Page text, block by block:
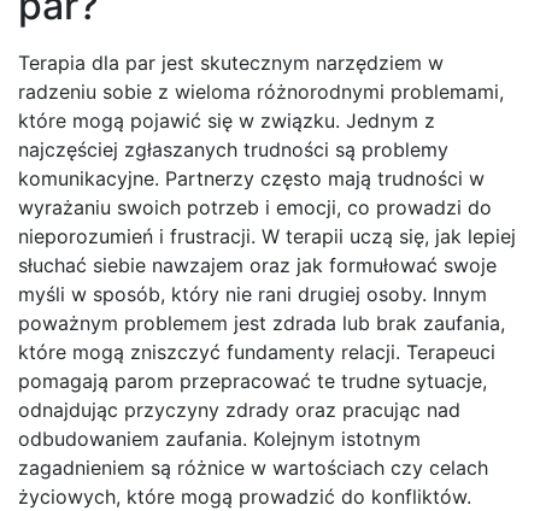
Terapia dla par jest skutecznym narzędziem w
radzeniu sobie z wieloma różnorodnymi problemami,
które mogą pojawić się w związku. Jednym z
najczęściej zgłaszanych trudności są problemy
komunikacyjne. Partnerzy często mają trudności w
wyrażaniu swoich potrzeb i emocji, co prowadzi do
nieporozumień i frustracji. W terapii uczą się, jak lepiej
słuchać siebie nawzajem oraz jak formułować swoje
myśli w sposób, który nie rani drugiej osoby. Innym
poważnym problemem jest zdrada lub brak zaufania,
które mogą zniszczyć fundamenty relacji. Terapeuci
pomagają parom przepracować te trudne sytuacje,
odnajdując przyczyny zdrady oraz pracując nad
odbudowaniem zaufania. Kolejnym istotnym
zagadnieniem są różnice w wartościach czy celach
życiowych, które mogą prowadzić do konfliktów.